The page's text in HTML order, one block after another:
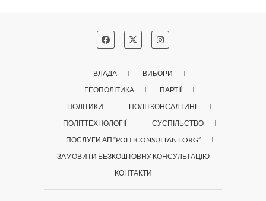
ВЛАДА
ВИБОРИ
ГЕОПОЛІТИКА
ПАРТІЇ
ПОЛІТИКИ
ПОЛІТКОНСАЛТИНГ
ПОЛІТТЕХНОЛОГІЇ
СУСПІЛЬСТВО
ПОСЛУГИ АП “POLITCONSULTANT.ORG”
ЗАМОВИТИ БЕЗКОШТОВНУ КОНСУЛЬТАЦІЮ
КОНТАКТИ